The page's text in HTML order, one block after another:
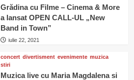
Grădina cu Filme – Cinema & More
a lansat OPEN CALL-UL „New
Band in Town”
iulie 22, 2021
concert divertisment evenimente muzica
stiri
Muzica live cu Maria Magdalena si